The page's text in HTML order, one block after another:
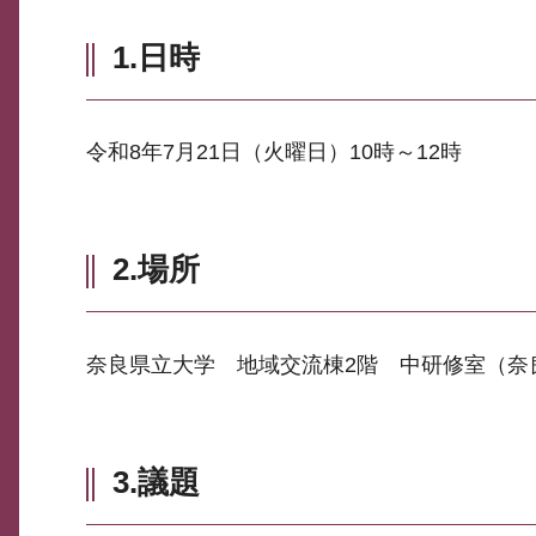
1.日時
令和8年7月21日（火曜日）10時～12時
2.場所
奈良県立大学 地域交流棟2階 中研修室（奈
3.議題